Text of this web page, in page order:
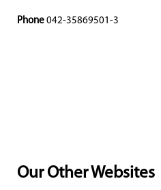
Phone 042-35869501-3
Our Other Websites